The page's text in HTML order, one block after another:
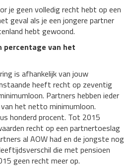
je geen volledig recht hebt op een
geval als je een jongere partner
hebt gewoond.
percentage van het
is afhankelijk van jouw
heeft recht op zeventig
Partners hebben ieder
het netto minimumloon.
honderd procent. Tot 2015
recht op een partnertoeslag
al AOW had en de jongste nog
die met pensioen
geen recht meer op.